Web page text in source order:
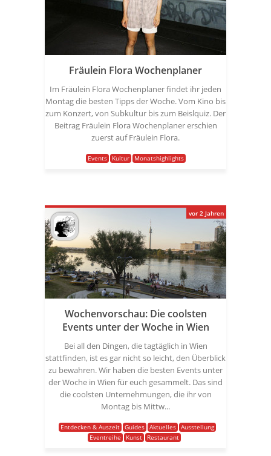
Fräulein Flora Wochenplaner
Im Fräulein Flora Wochenplaner findet ihr jeden
Montag die besten Tipps der Woche. Vom Kino bis
zum Konzert, von Subkultur bis zum Beislquiz. Der
Beitrag Fräulein Flora Wochenplaner erschien
zuerst auf Fräulein Flora.
Events Kultur Monatshighlights
Wochenvorschau: Die coolsten
Events unter der Woche in Wien
Bei all den Dingen, die tagtäglich in Wien
stattfinden, ist es gar nicht so leicht, den Überblick
zu bewahren. Wir haben die besten Events unter
der Woche in Wien für euch gesammelt. Das sind
die coolsten Unternehmungen, die ihr von
Montag bis Mittw...
Entdecken & Auszeit Guides Aktuelles
Ausstellung
Eventreihe
Kunst Restaurant
vor 2 Jahren